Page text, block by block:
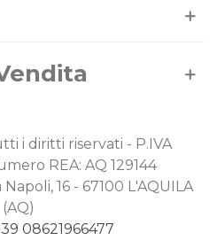
i diritti riservati - P.IVA
REA: AQ 129144
16 - 67100 L'AQUILA
(AQ)
08621966477